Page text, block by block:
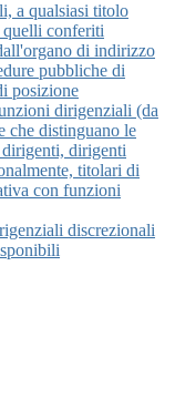
a qualsiasi titolo
conferiti
di indirizzo
pubbliche di
posizione
dirigenziali (da
che distinguano le
dirigenti
titolari di
con funzioni
discrezionali